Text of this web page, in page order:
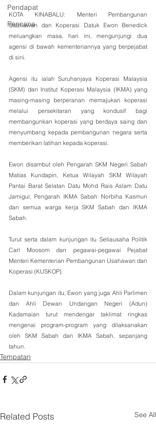
Pendapat
Rencana
KOTA KINABALU: Menteri Pembangunan
Usahawan dan Koperasi Datuk Ewon Benedick
meluangkan masa, hari ini, mengunjungi dua
agensi di bawah kementeriannya yang berpejabat
di sini.
Agensi itu ialah Suruhanjaya Koperasi Malaysia
(SKM) dan Institut Koperasi Malaysia (IKMA) yang
masing-masing berperanan memajukan koperasi
melalui persekitaran yang kondusif bagi
membangunkan koperasi yang berdaya saing dan
menyumbang kepada pembangunan negara serta
memberikan latihan kepada koperasi.
Ewon disambut oleh Pengarah SKM Negeri Sabah
Matias Kundapin, Ketua Wilayah SKM Wilayah
Pantai Barat Selatan Datu Mohd Rais Aslam Datu
Jamigul, Pengarah IKMA Sabah Norbiha Kasmuri
dan semua warga kerja SKM Sabah dan IKMA
Sabah.
Turut serta dalam kunjungan itu Setiausaha Politik
Carl Moosom dan pegawai-pegawai Pejabat
Menteri Kementerian Pembangunan Usahawan dan
Koperasi (KUSKOP).
Dalam kunjungan itu, Ewon yang juga Ahli Parlimen
dan Ahli Dewan Undangan Negeri (Adun)
Kadamaian turut mendengar taklimat ringkas
mengenai program-program yang dilaksanakan
oleh SKM Sabah dan IKMA Sabah, sepanjang
tahun.
Tempatan
Related Posts See All